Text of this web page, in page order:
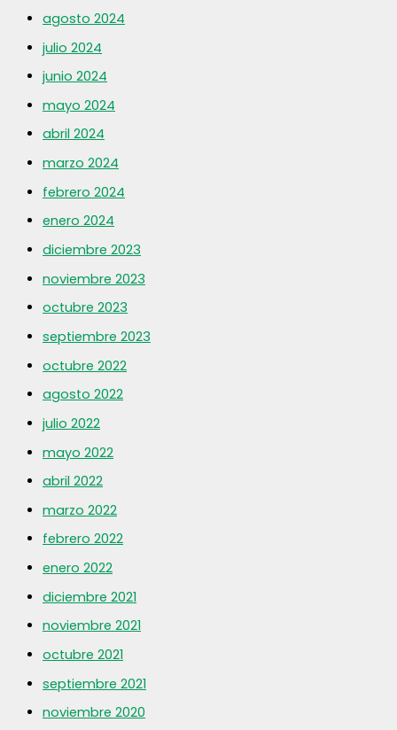
agosto 2024
julio 2024
junio 2024
mayo 2024
abril 2024
marzo 2024
febrero 2024
enero 2024
diciembre 2023
noviembre 2023
octubre 2023
septiembre 2023
octubre 2022
agosto 2022
julio 2022
mayo 2022
abril 2022
marzo 2022
febrero 2022
enero 2022
diciembre 2021
noviembre 2021
octubre 2021
septiembre 2021
noviembre 2020